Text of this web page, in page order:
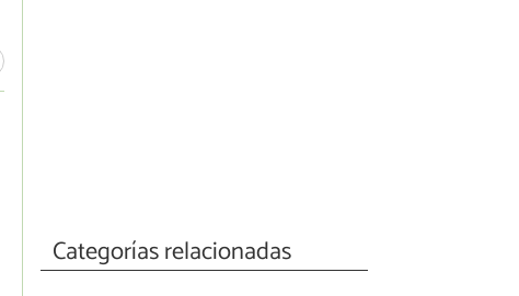
Categorías relacionadas